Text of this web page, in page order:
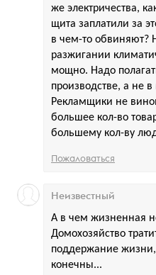
же электричества,
щита заплатили за
в чем-то обвиняют?
разжигании
мощно. Надо
производстве, а не
Рекламщики не
большее кол-во
большему кол-ву
Пожаловаться
А в чем жизненная
Домохозяйство
поддержание
конечны...
Неизвестный